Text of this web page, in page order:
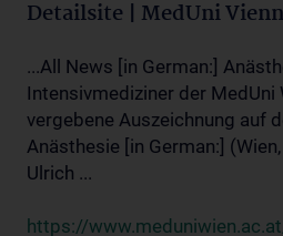
Detailsite | MedUni
...All News [in German:]
Intensivmediziner der MedUni
vergebene Auszeichnung auf
Anästhesie [in German:]
Ulrich ...
https://